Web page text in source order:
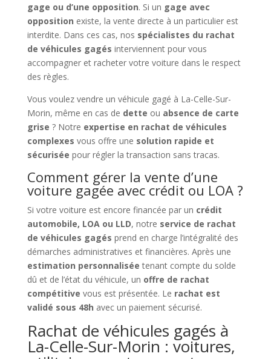
gage ou d’une opposition. Si un gage avec
opposition existe, la vente directe à un particulier est
interdite. Dans ces cas, nos spécialistes du rachat
de véhicules gagés interviennent pour vous
accompagner et racheter votre voiture dans le respect
des règles.
Vous voulez vendre un véhicule gagé à La-Celle-Sur-
Morin, même en cas de dette ou absence de carte
grise ? Notre expertise en rachat de véhicules
complexes vous offre une solution rapide et
sécurisée pour régler la transaction sans tracas.
Comment gérer la vente d’une
voiture gagée avec crédit ou LOA ?
Si votre voiture est encore financée par un crédit
automobile, LOA ou LLD, notre service de rachat
de véhicules gagés prend en charge l’intégralité des
démarches administratives et financières. Après une
estimation personnalisée tenant compte du solde
dû et de l’état du véhicule, un offre de rachat
compétitive vous est présentée. Le rachat est
validé sous 48h avec un paiement sécurisé.
Rachat de véhicules gagés à
La-Celle-Sur-Morin : voitures,